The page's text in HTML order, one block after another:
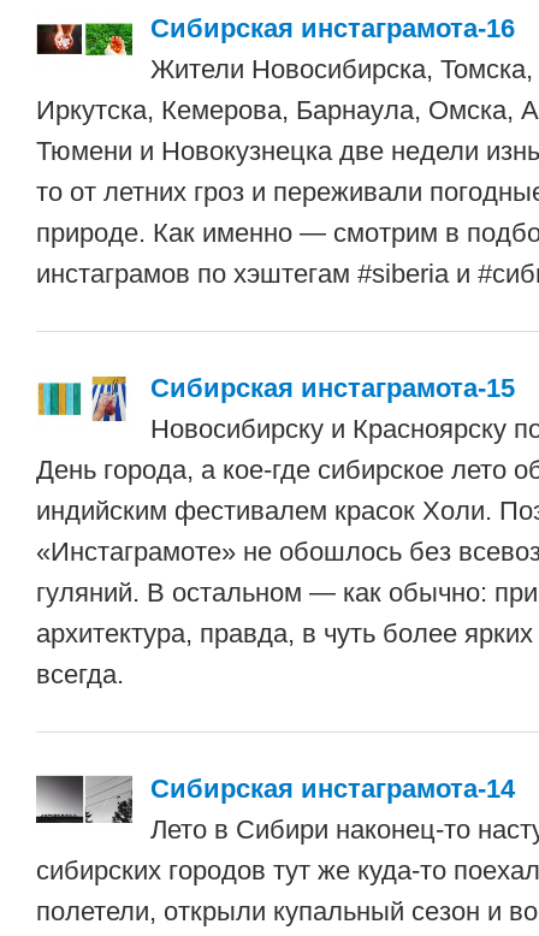
Сибирская инстаграмота-16
Жители Новосибирска, Томска,
Иркутска, Кемерова, Барнаула, Омска,
Тюмени и Новокузнецка две недели
то от летних гроз и переживали
природе. Как именно — смотрим в
инстаграмов по хэштегам #siberia и
Сибирская инстаграмота-15
Новосибирску и Красноярску
День города, а кое-где сибирское лето
индийским фестивалем красок Холи.
«Инстаграмоте» не обошлось без
гуляний. В остальном — как обычно:
архитектура, правда, в чуть более
всегда.
Сибирская инстаграмота-14
Лето в Сибири наконец-то
сибирских городов тут же куда-то
полетели, открыли купальный сезон и